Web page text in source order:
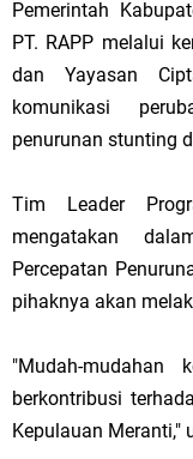
Pemerintah
PT. RAPP melalui
dan Yayasan
komunikasi
penurunan stunting
Tim Leader
mengatakan
Percepatan
pihaknya akan
"Mudah-
berkontribusi
Kepulauan Meranti,"